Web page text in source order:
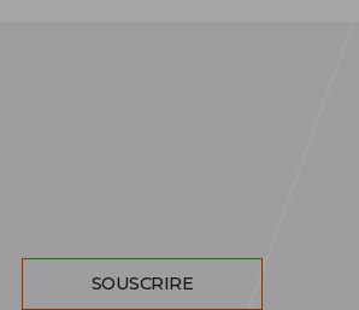
SOUSCRIRE